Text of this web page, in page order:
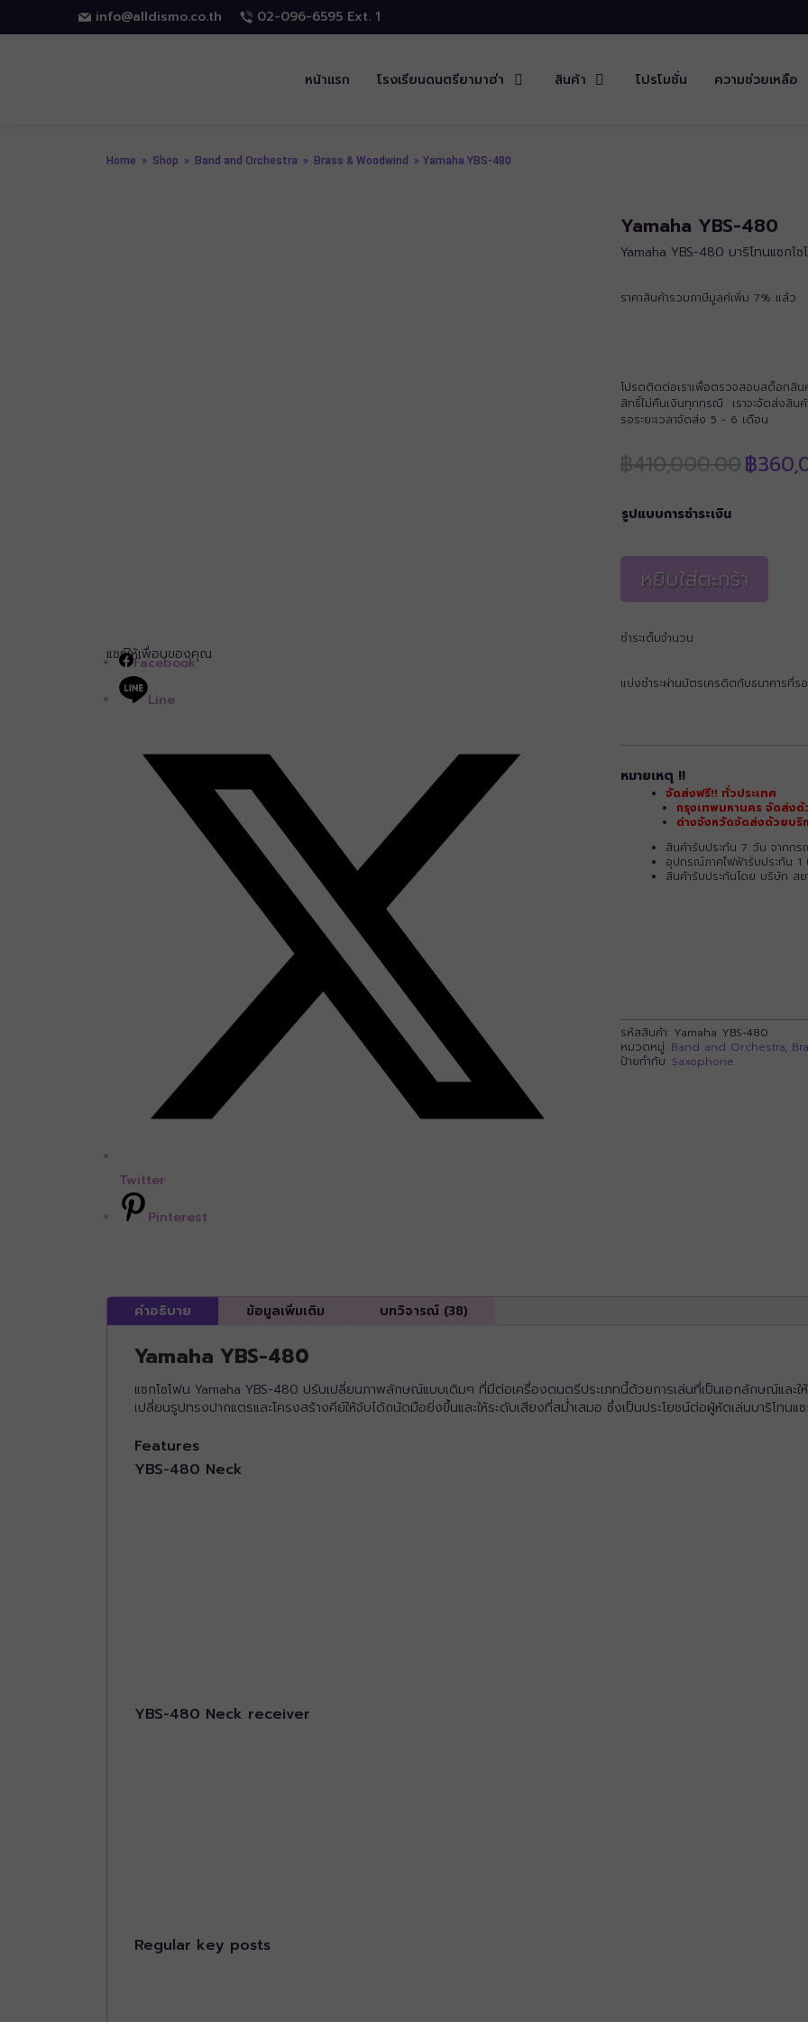
info@alldismo.co.th 02-096-6595 Ext. 1
หน้าแรก โรงเรียนดนตรียามาฮ่า สินค้า โปรโมชั่น ความช่วยเหลือ
Home » Shop » Band and Orchestra » Brass & Woodwind » Yamaha YBS-480
แชร์ให้เพื่อนของคุณ
Facebook
Line
Twitter
Pinterest
Yamaha YBS-480
Yamaha YBS-480 บาริโทนแซกโ
ราคาสินค้ารวมภาษีมูลค่เพิ่ม 7% แล้ว
โปรดติดต่อเราเพื่อตรวจสอบสต็อก
สิทธิ์ไม่คืนเงินทุกกรณี เราจะจัดส่งสิน
รอระยะเวลาจัดส่ง 5 - 6 เดือน
฿410,000.00
price
฿
รูปแบบการชำระเงิน
หยิบใส่ตะกร้า
ชำระเต็มจำนวน
แบ่งชำระผ่านบัตรเครดิตกับธนาคารที่ร
หมายเหตุ !!
จัดส่งฟรี!! ทั่วประเทศ
กรุงเทพมหานคร จัดส่ง
ต่างจังหวัดจัดส่งด้วยบริ
สินค้ารับประกัน 7 วัน จากก
อุปกรณ์ภาคไฟฟ้ารับประกัน 1
สินค้ารับประกันโดย บริษัท ส
รหัสสินค้า: Yamaha YBS-480
หมวดหมู่: Band and Orchestra,
ป้ายกำกับ: Saxophone
คำอธิบาย ข้อมูลเพิ่มเติม บทวิจารณ์ (38)
Yamaha YBS-480
แซกโซโฟน Yamaha YBS-480 ปรับเปลี่ยนภาพลักษณ์แบบเดิมๆ ที่มีต่อเครื่องดนตรีประเภทนี้ด้วยการเล่นที่เป็นเอกลักษณ์และ
เปลี่ยนรูปทรงปากแตรและโครงสร้างคีย์ให้จับได้ถนัดมือยิ่งขึ้นและให้ระดับเสียงที่สม่ำเสมอ ซึ่งเป็นประโยชน์ต่อผู้หัดเล่นบาริโทนแ
Features
YBS-480 Neck
YBS-480 Neck receiver
Regular key posts